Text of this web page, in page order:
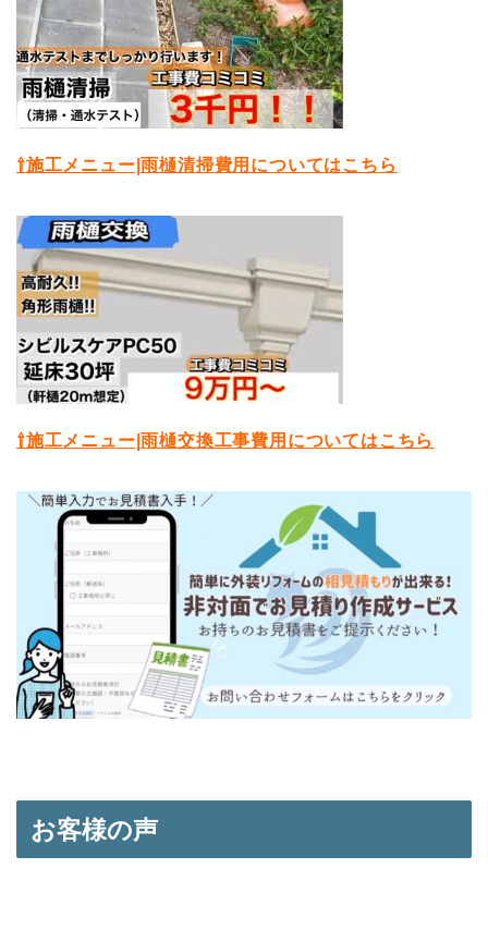
⇧施工メニュー|雨樋清掃費用についてはこちら
⇧施工メニュー|雨樋交換工事費用についてはこちら
お客様の声